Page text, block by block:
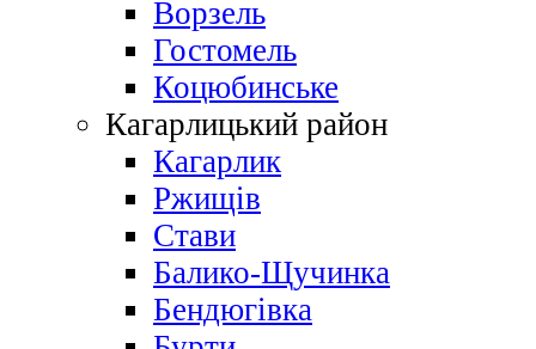
Ворзель
Гостомель
Коцюбинське
Кагарлицький район
Кагарлик
Ржищів
Стави
Балико-Щучинка
Бендюгівка